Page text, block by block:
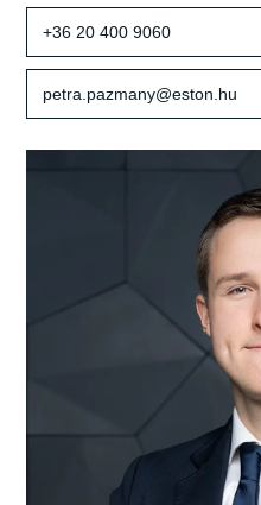
+36 20 400 9060
petra.pazmany@eston.hu